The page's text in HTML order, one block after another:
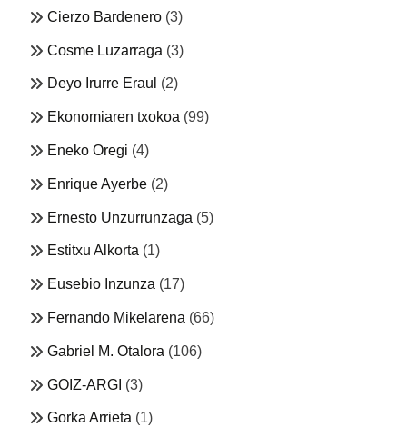
Cierzo Bardenero (3)
Cosme Luzarraga (3)
Deyo Irurre Eraul (2)
Ekonomiaren txokoa (99)
Eneko Oregi (4)
Enrique Ayerbe (2)
Ernesto Unzurrunzaga (5)
Estitxu Alkorta (1)
Eusebio Inzunza (17)
Fernando Mikelarena (66)
Gabriel M. Otalora (106)
GOIZ-ARGI (3)
Gorka Arrieta (1)